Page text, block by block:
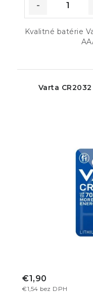
Kvalitné batérie
Varta
€1,54 bez DPH
€1,90